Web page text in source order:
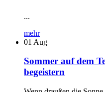
...
mehr
01 Aug
Sommer auf dem
begeistern